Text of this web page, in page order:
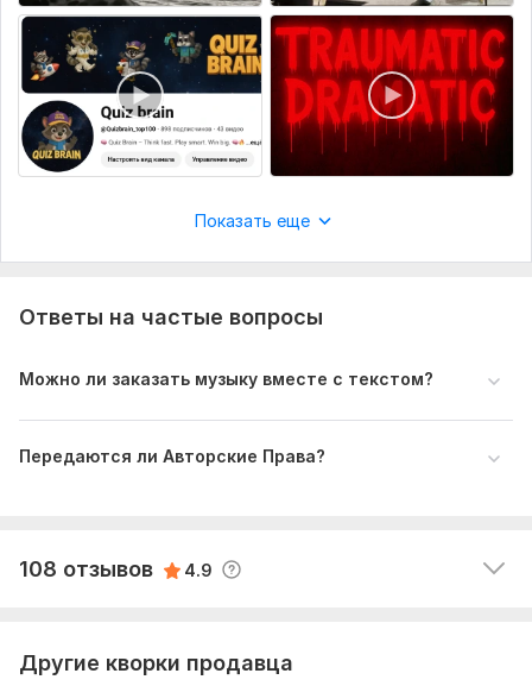
Показать еще
Ответы на частые вопросы
Можно ли заказать музыку вместе с текстом?
Передаются ли Авторские Права?
108 отзывов 4.9
далее.
И с этой задачей исполнитель справился
замечательно. Отдельно имею отметить - очень
позитивное общение по ходу выполнения задачи и
отзывчивое отношение исполнителя к делу.
Выражаю благодарность и рекомендую
исполнителя для любых проектов.
Все сделал быстро и качественно. Предложил
множество вариантов музыки. Относился с
порадовало. Мой первый опыт, как покупателя
Ответ продавца Читать
Другие кворки продавца